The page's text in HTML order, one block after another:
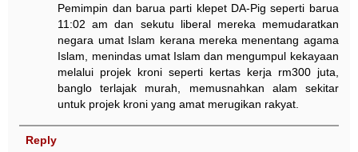
Pemimpin dan barua parti klepet DA-Pig seperti barua
11:02 am dan sekutu liberal mereka memudaratkan
negara umat Islam kerana mereka menentang agama
Islam, menindas umat Islam dan mengumpul kekayaan
melalui projek kroni seperti kertas kerja rm300 juta,
banglo terlajak murah, memusnahkan alam sekitar
untuk projek kroni yang amat merugikan rakyat.
Reply